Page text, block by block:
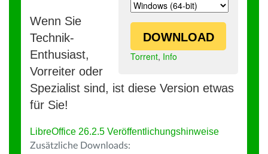
DOWNLOAD
Torrent, Info
Wenn Sie
Technik-
Enthusiast,
Vorreiter oder
Spezialist sind, ist diese Version etwas
für Sie!
LibreOffice 26.2.5 Veröffentlichungshinweise
Zusätzliche Downloads: